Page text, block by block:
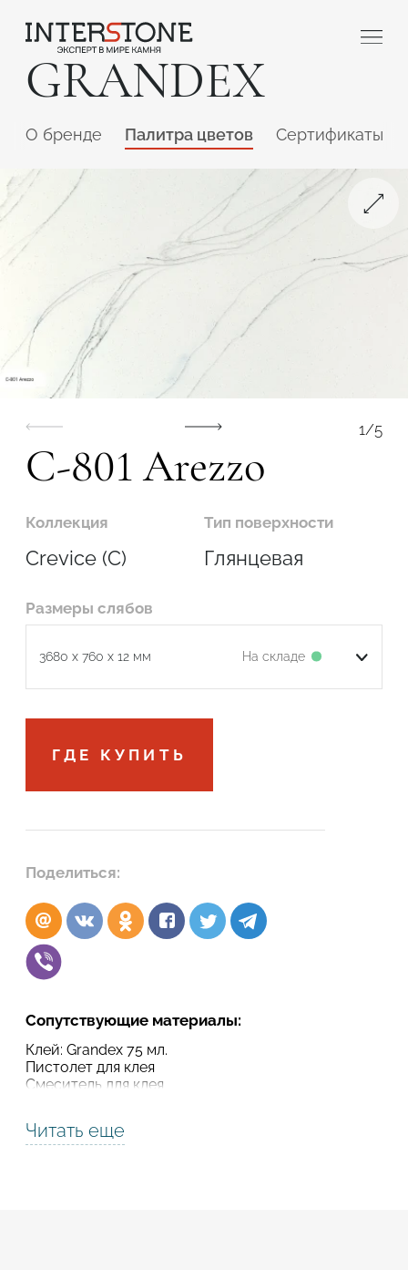
GRANDEX
O бренде Палитра цветов Сертификаты
1/5
C-801 Arezzo
Коллекция
Crevice (C)
Тип поверхности
Глянцевая
Размеры слябов
3680 x 760 x 12 мм На складе
ГДЕ КУПИТЬ
Поделиться:
Сопутствующие материалы:
Клей: Grandex 75 мл.
Пистолет для клея
Смеситель для клея
Читать еще
Ваша сфера деятельности
Обработчик Дизайнер
Подтвердите, что вы не робот
ОТПРАВИТЬ ПРОЕКТ
Подтвердите, что вы не робот
ОТПРАВИТЬ